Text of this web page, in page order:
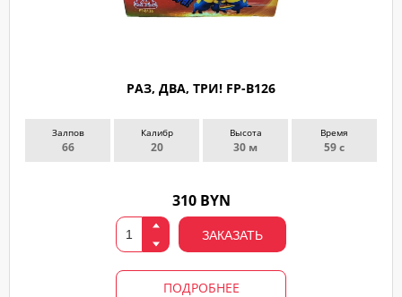
РАЗ, ДВА, ТРИ! FP-B126
Залпов
66
Калибр
20
Высота
30 м
Время
59 с
310 BYN
ЗАКАЗАТЬ
ПОДРОБНЕЕ